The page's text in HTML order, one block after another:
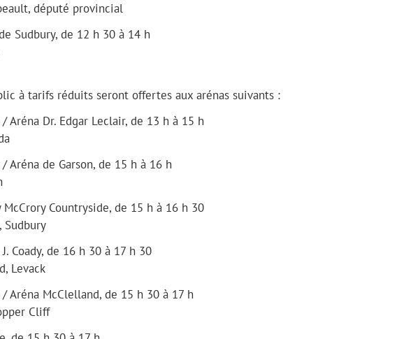
député provincial
Sudbury, de 12 h 30 à 14 h
à tarifs réduits seront offertes aux arénas suivants :
Aréna Dr. Edgar Leclair, de 13 h à 15 h
Aréna de Garson, de 15 h à 16 h
Countryside, de 15 h à 16 h 30
Sudbury
Coady, de 16 h 30 à 17 h 30
Levack
Aréna McClelland, de 15 h 30 à 17 h
Cliff